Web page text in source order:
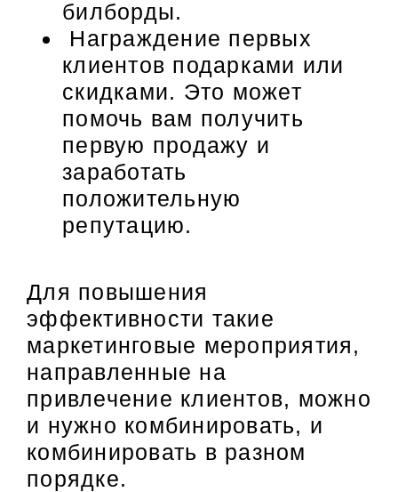
билборды.
Награждение первых
клиентов подарками или
скидками. Это может
помочь вам получить
первую продажу и
заработать
положительную
репутацию.
Для повышения
эффективности такие
маркетинговые мероприятия,
направленные на
привлечение клиентов, можно
и нужно комбинировать, и
комбинировать в разном
порядке.